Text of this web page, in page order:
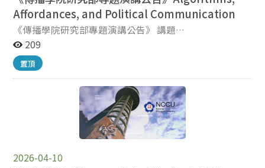
學院持續連結國際學者與重要傳播研究議題的努力。她指
出，Dr. Stroud 的演講協助學生進一步理解演算法如何影
響政治資訊環境，也讓學生看見嚴謹實證研究對評估數位
平台民主影響的重要性。未來傳播學院也將透過 UAAT 計
畫補助，持續推動國際學術交流，協助學生拓展對媒體、
科技與社會關係的理解。 Dr. Natalie (Talia) Jomini
Stroud 於演講中分享演算法、政治傳播與公民參與相關
研究。（照片由國際傳播英語碩士學位學程提供） 國際
傳播英語碩士學位學程主任鄭怡卉於講座開場致詞。（照
片由國際傳播英語碩士學位學程提供） Dr. Natalie
(Talia) Jomini Stroud 於問答環節回應與會者提問。（照
注實用主義、John Dewey、B. R. Ambedkar 與民主溝通
等議題。透過本次系列講座，Dr. Stroud 帶領學生理解實
用主義思想對於傳播、探究、倫理與民主參與的當代意
義。 4 月 28 日，Dr. Stroud 於傳播學院劉慧雯教授所開
設之博士班「方法論」課程中，以 “Pragmatism,
Communication, and Democracy” 為題進行演講。演講
中，Dr. Stroud 從知識、倫理與政治的角度介紹實用主
義，並指出理論可被理解為協助探究與解決問題的工具。
他也進一步說明習慣、反思、共同利益與開放性在民主溝
通中的重要性，鼓勵學生思考研究方法如何促成社會改
善，並推動更具反思性的公共參與。 本次訪問也延伸至傳
播學院之外，創造更多跨領域交流機會。Dr. Stroud 於政
Affordances, and Political Communication
《傳播學院研究部專題演講公告》 講題
(Topic): Algorithms, Affordances, and Political
Communication 講者 (Speaker): Dr. Natalie (Talia)
Jomini Stroud (美國德州大學奧斯汀分校 傳播學院教授
暨媒體參與中心主任 / Professor of Communication
Studies and Director, Center for Media Engagement,
Moody College of Communication, The University of
Texas at Austin) 時間 (Time): April 30, 10:30 AM–12:00
PM 地點 (Location): 大勇樓 417教室 / Room 417,
(Talia) Jomini Stroud 博士為美國德州大學奧斯汀分校傳
209
置頂
2026-04-10